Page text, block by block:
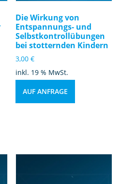
Die Wirkung von
Entspannungs- und
Selbstkontrollübungen
bei stotternden Kindern
3,00€
inkl. 19 % MwSt.
AUF ANFRAGE